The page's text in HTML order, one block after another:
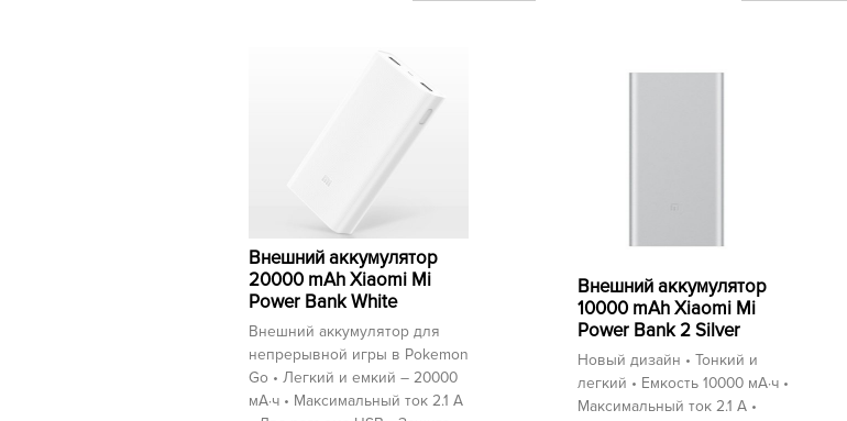
Внешний аккумулятор
20000 mAh Xiaomi Mi
Power Bank White
Внешний аккумулятор для
непрерывной игры в Pokemon
Go • Легкий и емкий – 20000
мА⋅ч • Максимальный ток 2.1 А
Внешний аккумулятор
10000 mAh Xiaomi Mi
Power Bank 2 Silver
Новый дизайн • Тонкий и
легкий • Емкость 10000 мА⋅ч •
Максимальный ток 2.1 А •